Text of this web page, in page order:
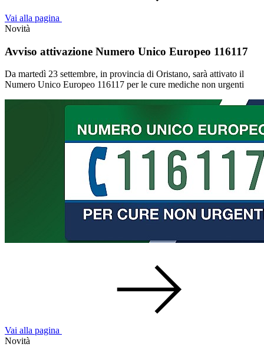
Vai alla pagina
Novità
Avviso attivazione Numero Unico Europeo 116117
Da martedì 23 settembre, in provincia di Oristano, sarà attivato il
Numero Unico Europeo 116117 per le cure mediche non urgenti
Vai alla pagina
Novità